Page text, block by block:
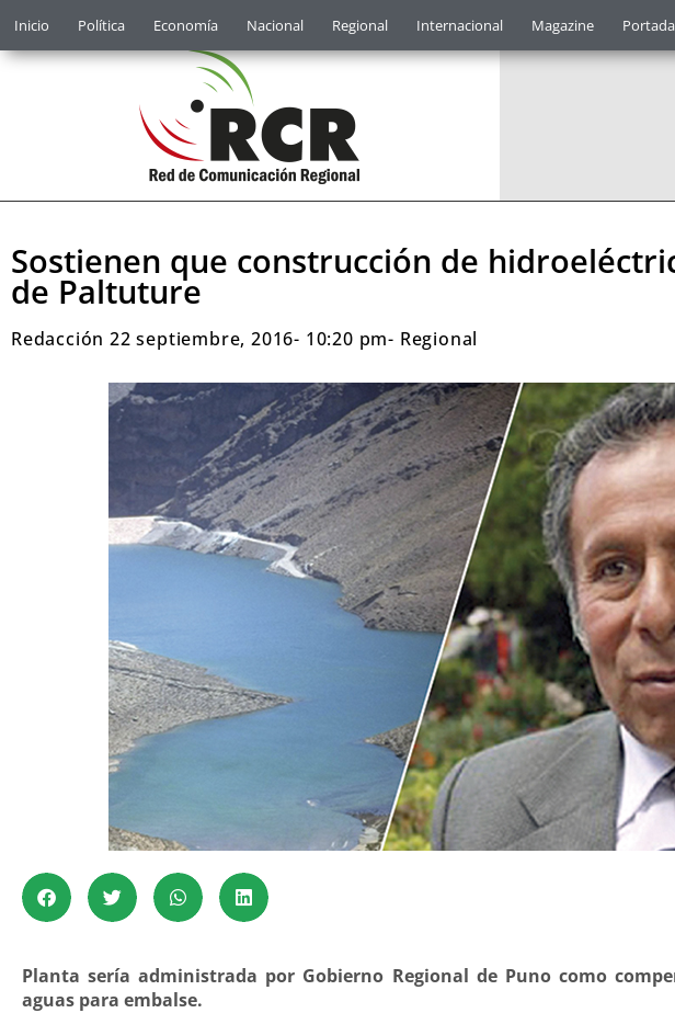
Inicio Política Economía Nacional Regional Internacional Magazine
Sostienen que construcción de
de Paltuture
Redacción 22 septiembre, 2016- 10:20 pm- Regional
Planta sería administrada por Gobierno Regional de Puno como
aguas para embalse.